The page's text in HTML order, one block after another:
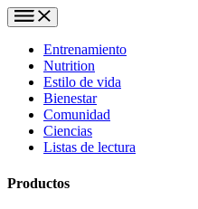
Entrenamiento
Nutrition
Estilo de vida
Bienestar
Comunidad
Ciencias
Listas de lectura
Productos